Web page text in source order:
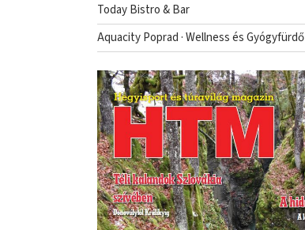
Today Bistro & Bar
Aquacity Poprad · Wellness és Gyógyfürdő